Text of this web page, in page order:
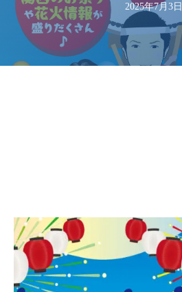
2025年7月3日